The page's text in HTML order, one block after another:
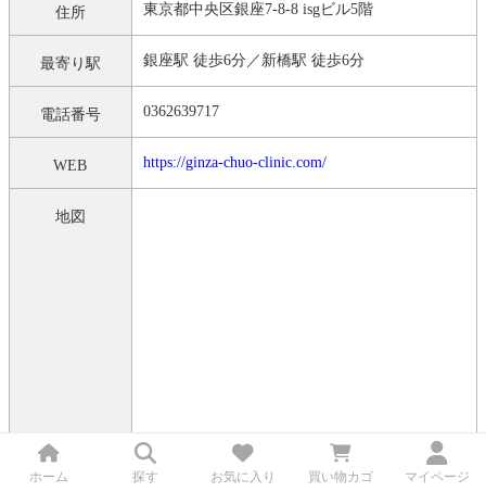
住所 東京都中央区銀座7-8-8 isgビル5階
最寄り駅 銀座駅 徒歩6分／新橋駅 徒歩6分
電話番号 0362639717
WEB https://ginza-chuo-clinic.com/
地図
ホーム 探す お気に入り 買い物カゴ マイページ